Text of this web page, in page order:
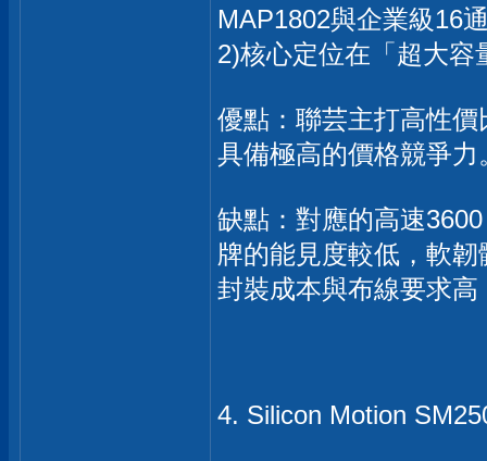
MAP1802與企業級16
2)核心定位在「超大
優點：聯芸主打高性
具備極高的價格競爭力
缺點：對應的高速
牌的能見度較低，軟
封裝成本與布線要求
4. Silicon Motion